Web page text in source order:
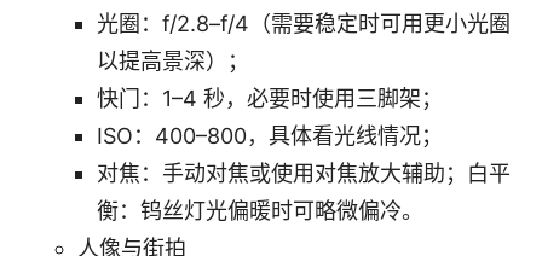
光圈：f/2.8–f/4（需要稳定时可用更小光圈
以提高景深）；
快门：1–4 秒，必要时使用三脚架；
ISO：400–800，具体看光线情况；
对焦：手动对焦或使用对焦放大辅助；白平
衡：钨丝灯光偏暖时可略微偏冷。
人像与街拍